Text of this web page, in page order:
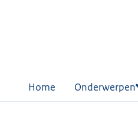
Home Onderwerpen